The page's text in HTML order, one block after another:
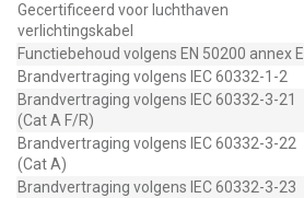
Gecertificeerd voor luchthaven
verlichtingskabel
Functiebehoud volgens EN 50200 annex E
Brandvertraging volgens IEC 60332-1-2
Brandvertraging volgens IEC 60332-3-21
(Cat A F/R)
Brandvertraging volgens IEC 60332-3-22
(Cat A)
Brandvertraging volgens IEC 60332-3-23